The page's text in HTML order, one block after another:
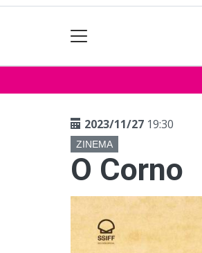
2023/11/27 19:30
ZINEMA
O Corno